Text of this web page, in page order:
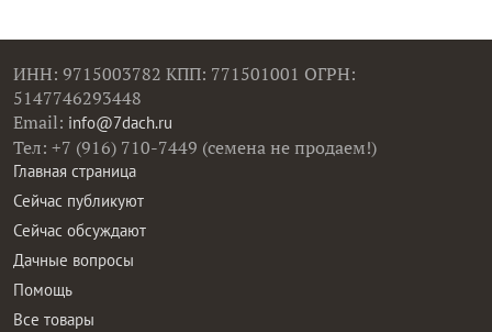
ИНН: 9715003782 КПП: 771501001 ОГРН:
5147746293448
Email: info@7dach.ru
Тел: +7 (916) 710-7449 (семена не продаем!)
Главная страница
Сейчас публикуют
Сейчас обсуждают
Дачные вопросы
Помощь
Все товары